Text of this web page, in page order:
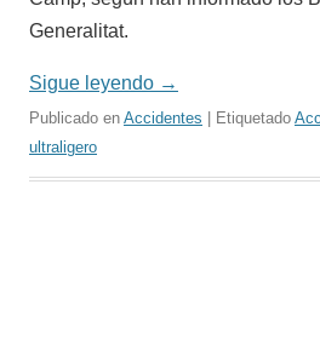
Generalitat.
Sigue leyendo →
Publicado en Accidentes | Etiquetado
ultraligero